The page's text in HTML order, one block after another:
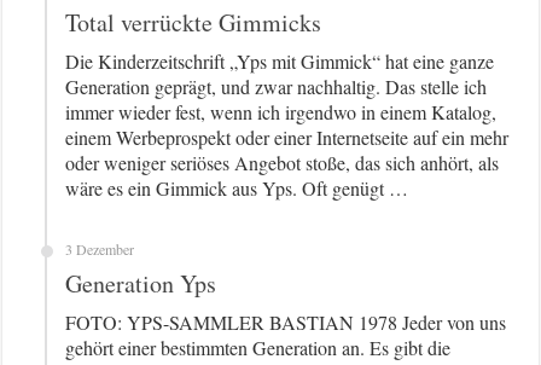
Total verrückte Gimmicks
Die Kinderzeitschrift „Yps mit Gimmick“ hat eine ganze
Generation geprägt, und zwar nachhaltig. Das stelle ich
immer wieder fest, wenn ich irgendwo in einem Katalog,
einem Werbeprospekt oder einer Internetseite auf ein mehr
oder weniger seriöses Angebot stoße, das sich anhört, als
wäre es ein Gimmick aus Yps. Oft genügt …
3 Dezember
Generation Yps
FOTO: YPS-SAMMLER BASTIAN 1978 Jeder von uns
gehört einer bestimmten Generation an. Es gibt die